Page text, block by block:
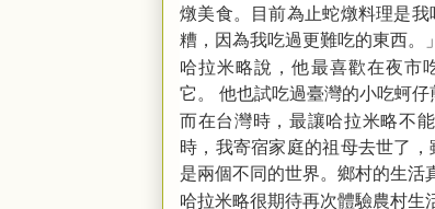
燉美食。目前為止蛇燉料理是
糟，因為我吃過更難吃的東西。」
哈拉米略說，他最喜歡在夜市
它。
他也試吃過臺灣的小吃蚵仔
而在台灣時，最讓哈拉米略不
時，我寄宿家庭的祖母去世了
是兩個不同的世界。鄉村的生活
哈拉米略很期待再次體驗農村生